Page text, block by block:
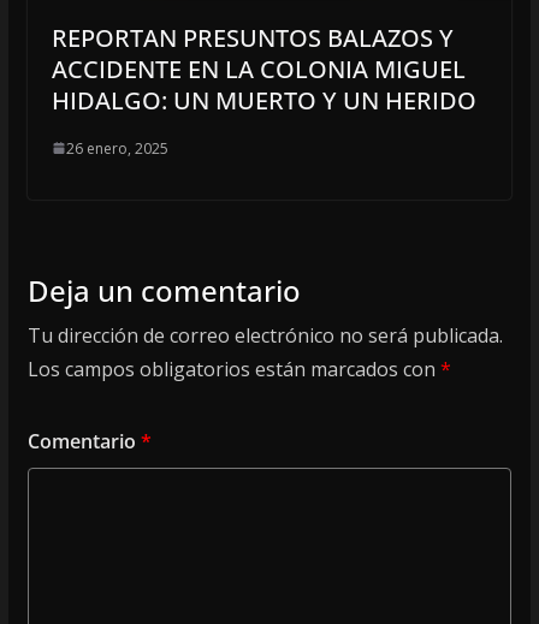
REPORTAN PRESUNTOS BALAZOS Y
ACCIDENTE EN LA COLONIA MIGUEL
HIDALGO: UN MUERTO Y UN HERIDO
26 enero, 2025
Deja un comentario
Tu dirección de correo electrónico no será publicada.
Los campos obligatorios están marcados con *
Comentario *